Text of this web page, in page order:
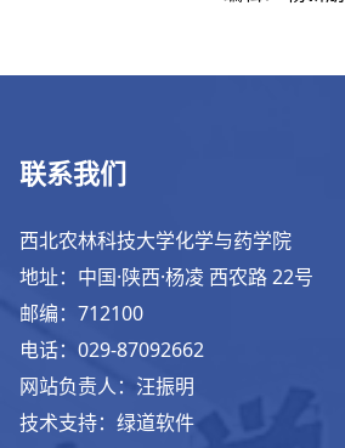
联系我们
西北农林科技大学化学与药学院
地址：中国·陕西·杨凌 西农路 22号
邮编：712100
电话：029-87092662
网站负责人：汪振明
技术支持：绿道软件